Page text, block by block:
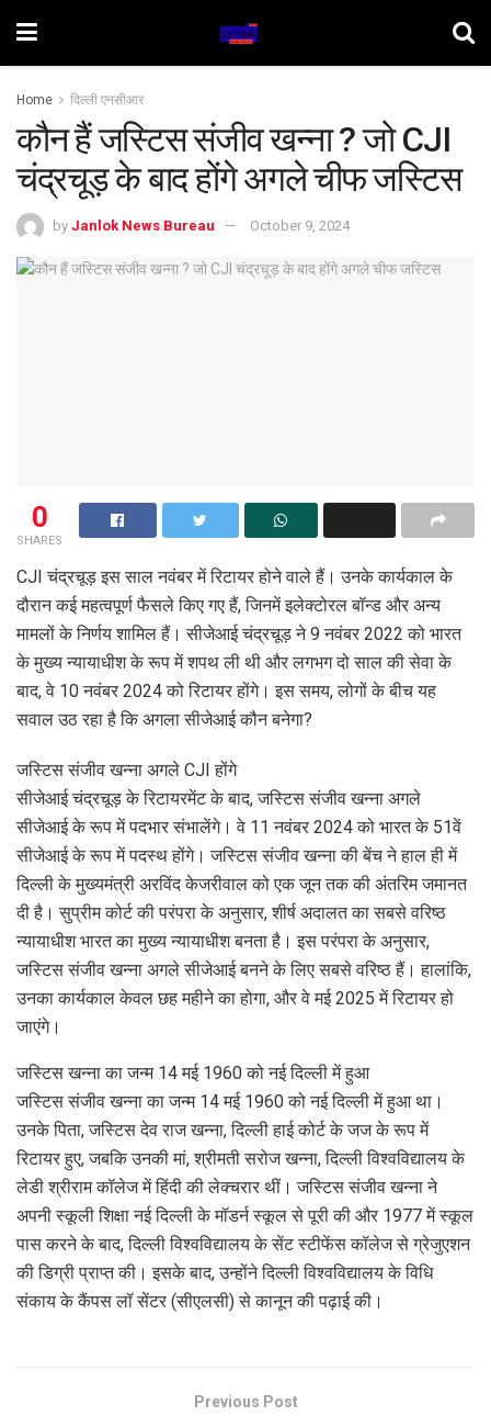
Home दिल्ली एनसीआर
कौन हैं जस्टिस संजीव खन्ना ? जो CJI
चंद्रचूड़ के बाद होंगे अगले चीफ जस्टिस
by Janlok News Bureau October 9, 2024
0
SHARES
CJI चंद्रचूड़ इस साल नवंबर में रिटायर होने वाले हैं। उनके कार्यकाल के
दौरान कई महत्वपूर्ण फैसले किए गए हैं, जिनमें इलेक्टोरल बॉन्ड और अन्य
मामलों के निर्णय शामिल हैं। सीजेआई चंद्रचूड़ ने 9 नवंबर 2022 को भारत
के मुख्य न्यायाधीश के रूप में शपथ ली थी और लगभग दो साल की सेवा के
बाद, वे 10 नवंबर 2024 को रिटायर होंगे। इस समय, लोगों के बीच यह
सवाल उठ रहा है कि अगला सीजेआई कौन बनेगा?
जस्टिस संजीव खन्ना अगले CJI होंगे
सीजेआई चंद्रचूड़ के रिटायरमेंट के बाद, जस्टिस संजीव खन्ना अगले
सीजेआई के रूप में पदभार संभालेंगे। वे 11 नवंबर 2024 को भारत के 51वें
सीजेआई के रूप में पदस्थ होंगे। जस्टिस संजीव खन्ना की बेंच ने हाल ही में
दिल्ली के मुख्यमंत्री अरविंद केजरीवाल को एक जून तक की अंतरिम जमानत
दी है। सुप्रीम कोर्ट की परंपरा के अनुसार, शीर्ष अदालत का सबसे वरिष्ठ
न्यायाधीश भारत का मुख्य न्यायाधीश बनता है। इस परंपरा के अनुसार,
जस्टिस संजीव खन्ना अगले सीजेआई बनने के लिए सबसे वरिष्ठ हैं। हालांकि,
उनका कार्यकाल केवल छह महीने का होगा, और वे मई 2025 में रिटायर हो
जाएंगे।
जस्टिस खन्ना का जन्म 14 मई 1960 को नई दिल्ली में हुआ
जस्टिस संजीव खन्ना का जन्म 14 मई 1960 को नई दिल्ली में हुआ था।
उनके पिता, जस्टिस देव राज खन्ना, दिल्ली हाई कोर्ट के जज के रूप में
रिटायर हुए, जबकि उनकी मां, श्रीमती सरोज खन्ना, दिल्ली विश्वविद्यालय के
लेडी श्रीराम कॉलेज में हिंदी की लेक्चरार थीं। जस्टिस संजीव खन्ना ने
अपनी स्कूली शिक्षा नई दिल्ली के मॉडर्न स्कूल से पूरी की और 1977 में स्कूल
पास करने के बाद, दिल्ली विश्वविद्यालय के सेंट स्टीफेंस कॉलेज से ग्रेजुएशन
की डिग्री प्राप्त की। इसके बाद, उन्होंने दिल्ली विश्वविद्यालय के विधि
संकाय के कैंपस लॉ सेंटर (सीएलसी) से कानून की पढ़ाई की।
Previous Post